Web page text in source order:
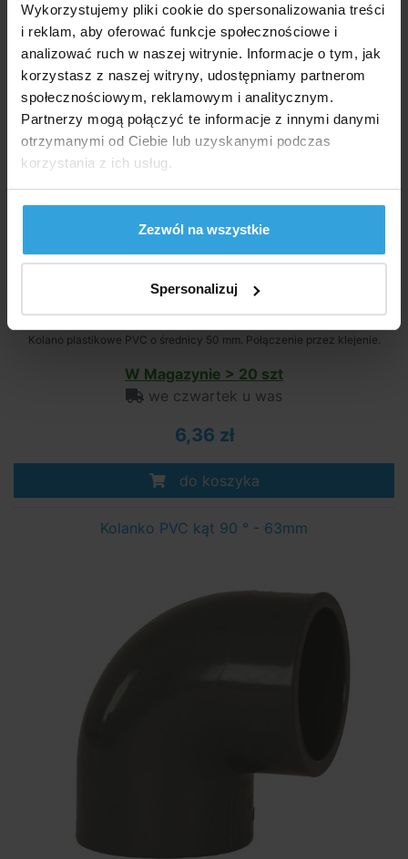
Wykorzystujemy pliki cookie do spersonalizowania treści
i reklam, aby oferować funkcje społecznościowe i
analizować ruch w naszej witrynie. Informacje o tym, jak
korzystasz z naszej witryny, udostępniamy partnerom
społecznościowym, reklamowym i analitycznym.
Partnerzy mogą połączyć te informacje z innymi danymi
otrzymanymi od Ciebie lub uzyskanymi podczas
korzystania z ich usług.
Zezwól na wszystkie
Spersonalizuj
Kolano plastikowe PVC o średnicy 50 mm. Połączenie przez klejenie.
W Magazynie > 20 szt
we czwartek u was
6,36 zł
do koszyka
Kolanko PVC kąt 90 ° - 63mm